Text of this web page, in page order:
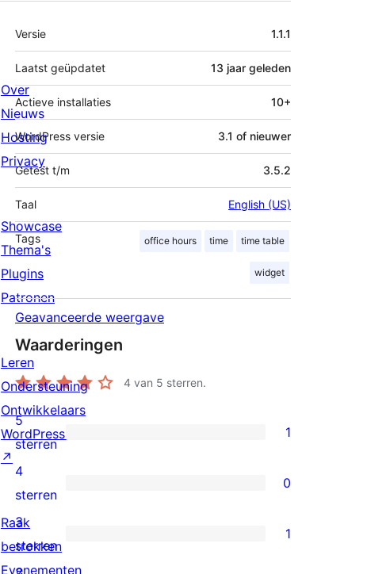
Meta
Versie 1.1.1
Laatst geüpdatet 13 jaar geleden
Actieve installaties 10+
WordPress versie 3.1 of nieuwer
Getest t/m 3.5.2
Taal English (US)
Tags office hours time time table
widget
Geavanceerde weergave
Waarderingen
4 van 5 sterren.
1
5
ster
beoordeling
5
sterren
1
0
4
sterren
beoordelingen
4
sterren
0
1
3
3
sterren
1
Over
Nieuws
Hosting
Privacy
Showcase
Thema's
Plugins
Patronen
Leren
Ondersteuning
Ontwikkelaars
WordPress.tv
↗
Raak
betrokken
Evenementen